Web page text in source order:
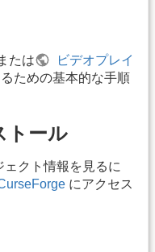
たは
ビデオプレイ
ための基本的な手順
トール
クト情報を見るに
にアクセス